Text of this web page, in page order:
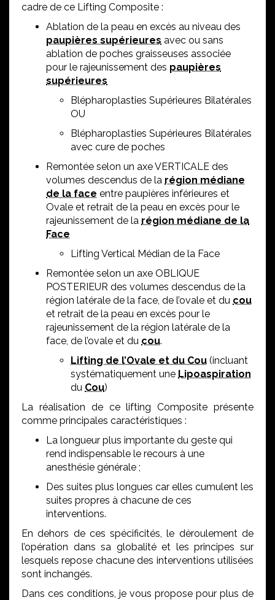
cadre de ce Lifting Composite :
Ablation de la peau en excès au niveau des
paupières supérieures avec ou sans
ablation de poches graisseuses associée
pour le rajeunissement des paupières
supérieures
Blépharoplasties Supérieures Bilatérales
OU
Blépharoplasties Supérieures Bilatérales
avec cure de poches
Remontée selon un axe VERTICALE des
volumes descendus de la région médiane
de la face entre paupières inférieures et
Ovale et retrait de la peau en excès pour le
rajeunissement de la région médiane de la
Face
Lifting Vertical Médian de la Face
Remontée selon un axe OBLIQUE
POSTERIEUR des volumes descendus de la
région latérale de la face, de l’ovale et du cou
et retrait de la peau en excès pour le
rajeunissement de la région latérale de la
face, de l’ovale et du cou.
Lifting de l’Ovale et du Cou (incluant
systématiquement une Lipoaspiration
du Cou)
La réalisation de ce lifting Composite présente
comme principales caractéristiques :
La longueur plus importante du geste qui
rend indispensable le recours à une
anesthésie générale ;
Des suites plus longues car elles cumulent les
suites propres à chacune de ces
interventions.
En dehors de ces spécificités, le déroulement de
l’opération dans sa globalité et les principes sur
lesquels repose chacune des interventions utilisées
sont inchangés.
Dans ces conditions, je vous propose pour plus de